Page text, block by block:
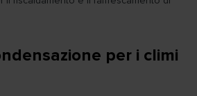
per i climi